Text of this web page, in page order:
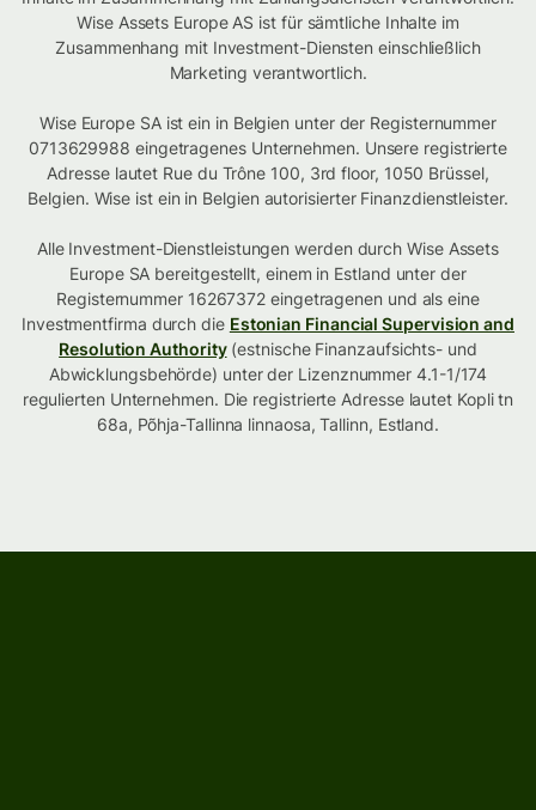
Wise Assets Europe AS ist für sämtliche Inhalte im
Zusammenhang mit Investment-Diensten einschließlich
Marketing verantwortlich.
Wise Europe SA ist ein in Belgien unter der Registernummer
0713629988 eingetragenes Unternehmen. Unsere registrierte
Adresse lautet Rue du Trône 100, 3rd floor, 1050 Brüssel,
Belgien. Wise ist ein in Belgien autorisierter Finanzdienstleister.
Alle Investment-Dienstleistungen werden durch Wise Assets
Europe SA bereitgestellt, einem in Estland unter der
Registernummer 16267372 eingetragenen und als eine
Investmentfirma durch die Estonian Financial Supervision and
Resolution Authority(estnische Finanzaufsichts- und
Abwicklungsbehörde) unter der Lizenznummer 4.1-1/174
regulierten Unternehmen. Die registrierte Adresse lautet Kopli tn
68a, Põhja-Tallinna linnaosa, Tallinn, Estland.